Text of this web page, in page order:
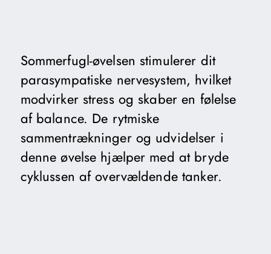
Sommerfugl-øvelsen stimulerer dit
parasympatiske nervesystem, hvilket
modvirker stress og skaber en følelse
af balance. De rytmiske
sammentrækninger og udvidelser i
denne øvelse hjælper med at bryde
cyklussen af overvældende tanker.